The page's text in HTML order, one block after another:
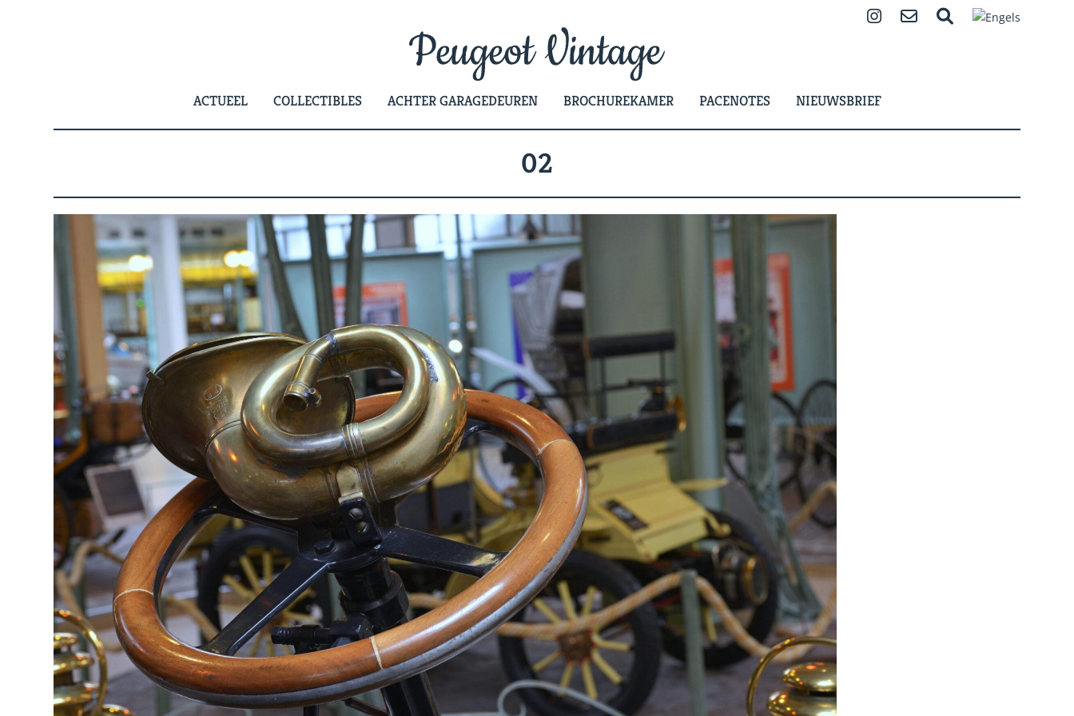
InstagramContact Zoeken
ACTUEEL COLLECTIBLES ACHTER GARAGEDEUREN BROCHUREKAMER PACENOTES NIEUWSBRIEF
02